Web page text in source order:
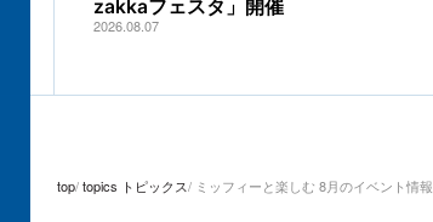
zakkaフェスタ」開催
2026.08.07
top topics トピックス ミッフィーと楽しむ 8月のイベント情報